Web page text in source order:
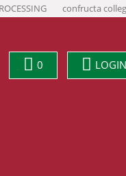
confructa colleg
0 LOGIN